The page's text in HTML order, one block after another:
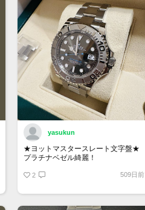
yasukun
★ヨットマスタースレート文字盤★
プラチナベゼル綺麗！
2 509日前